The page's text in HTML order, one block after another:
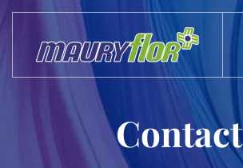
Skip to main content
Contact